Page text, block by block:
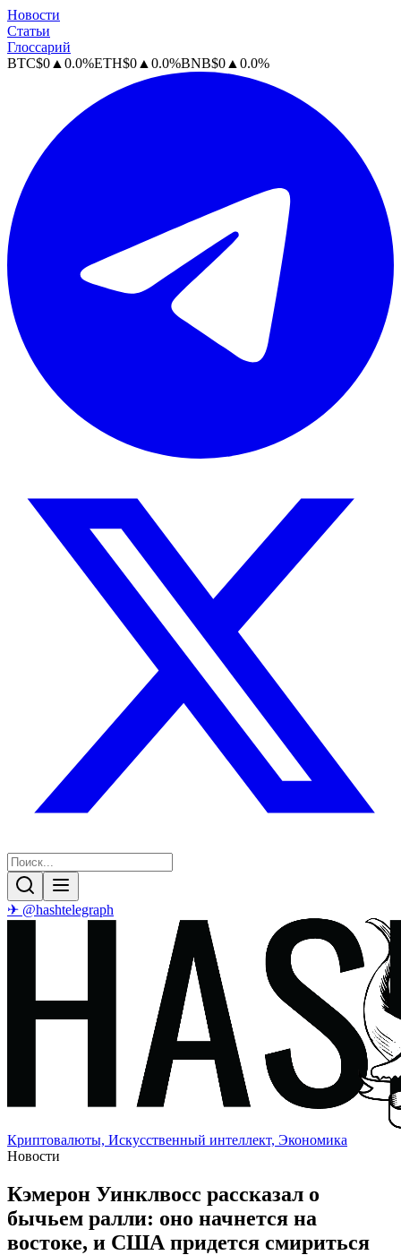
Новости
Статьи
Глоссарий
BTC$0 ▲ 0.0%ETH$0 ▲ 0.0%BNB$0 ▲ 0.0%
✈ @hashtelegraph
Криптовалюты, Искусственный интеллект, Экономика
Новости
Кэмерон Уинклвосс рассказал о
бычьем ралли: оно начнется на
востоке, и США придется смириться